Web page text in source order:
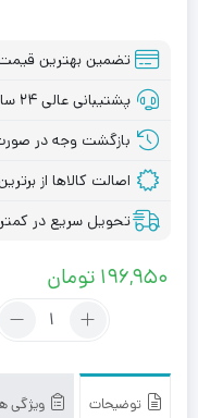
تضمین بهترین قیمت
پشتیبانی عالی ۲۴ ساعته، ۷ روز هفته
بازگشت وجه در
اصالت کالاها از
تحویل سریع در
196,950 تومان
تعداد:
(
توضیحات ویژگی